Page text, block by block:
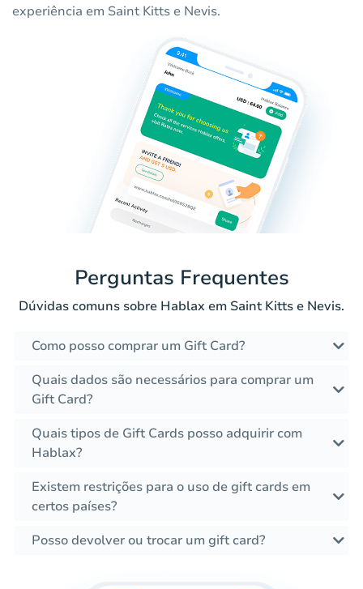
experiência em Saint Kitts e Nevis.
Perguntas Frequentes
Dúvidas comuns sobre Hablax em Saint Kitts e Nevis.
Como posso comprar um Gift Card?
Quais dados são necessários para comprar um
Gift Card?
Quais tipos de Gift Cards posso adquirir com
Hablax?
Existem restrições para o uso de gift cards em
certos países?
Posso devolver ou trocar um gift card?